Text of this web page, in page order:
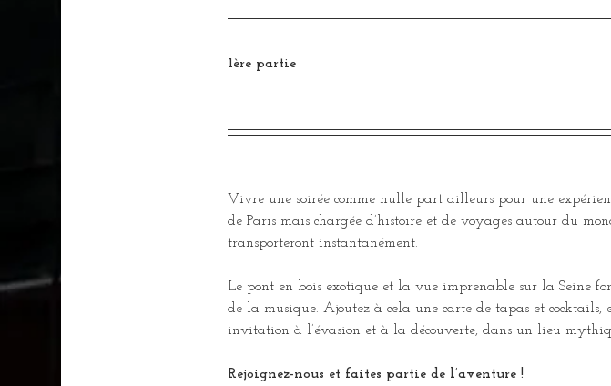
1ère partie
Vivre une soirée comme nulle part ailleurs pour une
de Paris mais chargée d’histoire et de voyages autour du
transporteront instantanément.
Le pont en bois exotique et la vue imprenable sur la Seine
de la musique. Ajoutez à cela une carte de tapas et
invitation à l’évasion et à la découverte, dans un lieu
Rejoignez-nous et faites partie de l’aventure !